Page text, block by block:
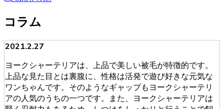
コラム
2021.2.27
ヨークシャーテリアは、上品で美しい被毛が特徴的です。
上品な見た目とは裏腹に、性格は活発で遊び好きな元気な
ワンちゃんです。そのようなギャップもヨークシャーテリ
アの人気のうちの一つです。また、ヨークシャーテリアは